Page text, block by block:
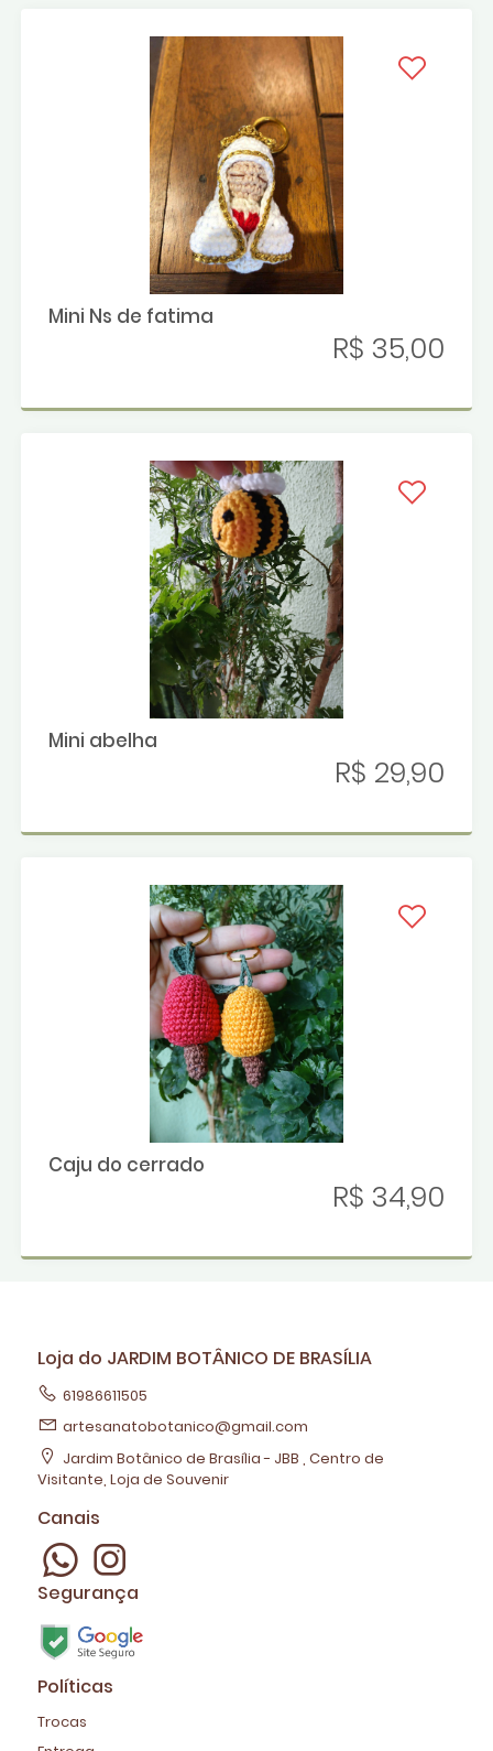
Mini Ns de fatima
R$ 35,00
Mini abelha
R$ 29,90
Caju do cerrado
R$ 34,90
Loja do JARDIM BOTÂNICO DE BRASÍLIA
61986611505
artesanatobotanico@gmail.com
Jardim Botânico de Brasília - JBB , Centro de
Visitante, Loja de Souvenir
Canais
Segurança
Políticas
Trocas